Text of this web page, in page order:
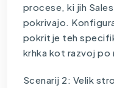
procese, ki jih
pokrivajo.
pokritje teh
krhka kot razvoj po
Scenarij 2: Velik